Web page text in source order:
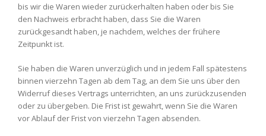
bis wir die Waren wieder zurückerhalten haben oder bis Sie
den Nachweis erbracht haben, dass Sie die Waren
zurückgesandt haben, je nachdem, welches der frühere
Zeitpunkt ist.
Sie haben die Waren unverzüglich und in jedem Fall spätestens
binnen vierzehn Tagen ab dem Tag, an dem Sie uns über den
Widerruf dieses Vertrags unterrichten, an uns zurückzusenden
oder zu übergeben. Die Frist ist gewahrt, wenn Sie die Waren
vor Ablauf der Frist von vierzehn Tagen absenden.